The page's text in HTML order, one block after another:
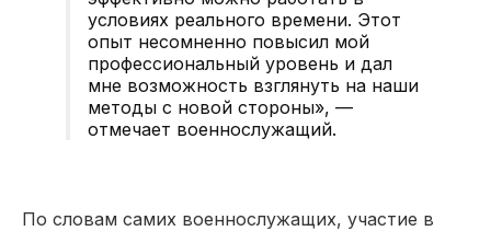
условиях реального времени. Этот
опыт несомненно повысил мой
профессиональный уровень и дал
мне возможность взглянуть на наши
методы с новой стороны», —
отмечает военнослужащий.
По словам самих военнослужащих, участие в